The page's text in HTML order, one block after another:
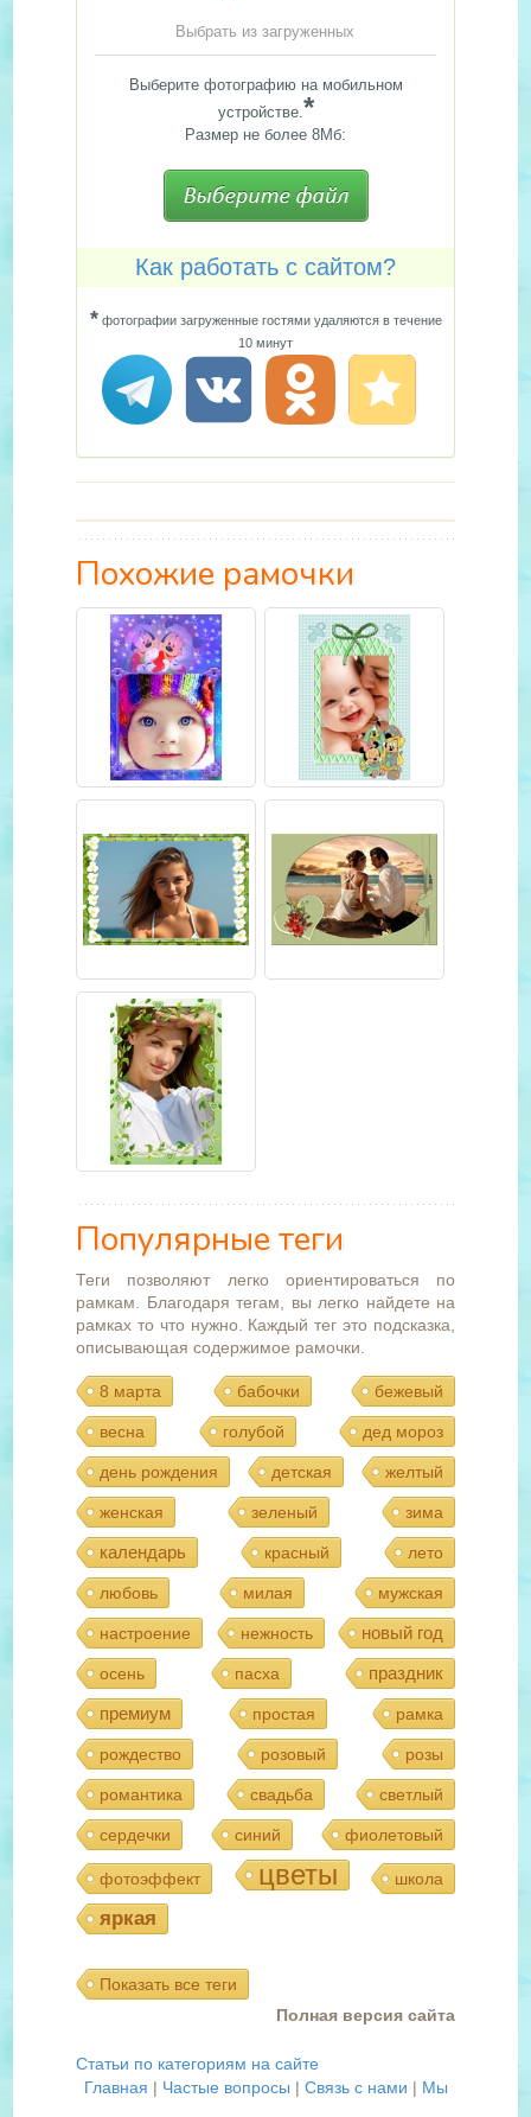
Выбрать из загруженных
Выберите фотографию на мобильном
устройстве.*
Размер не более 8Мб:
Как работать с сайтом?
*фотографии загруженные гостями удаляются в течение
10 минут
Похожие рамочки
Популярные теги
Теги позволяют легко ориентироваться по
рамкам. Благодаря тегам, вы легко найдете на
рамках то что нужно. Каждый тег это подсказка,
описывающая содержимое рамочки.
8 марта бабочки бежевый
весна голубой дед мороз
день рождения детская желтый
женская зеленый зима
календарь красный лето
любовь милая мужская
настроение нежность новый год
осень пасха
праздник
премиум
простая рамка
рождество розовый розы
романтика свадьба светлый
сердечки синий фиолетовый
фотоэффект цветы школа
яркая
Показать все теги
Полная версия сайта
Статьи по категориям на сайте
Главная | Частые вопросы | Связь с нами | Мы